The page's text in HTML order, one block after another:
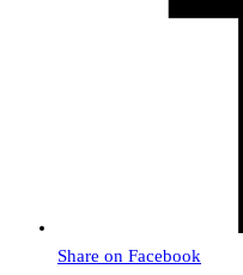
Share on Facebook